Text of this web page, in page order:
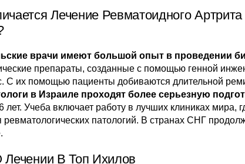
Лечение Ревматоидного
врачи имеют большой опыт в проведении
препараты, созданные с помощью генной
С их помощью пациенты добиваются длительной
в Израиле проходят более серьезную
лет. Учеба включает работу в лучших клиниках
ревматологических патологий. В странах СНГ
В Топ Ихилов